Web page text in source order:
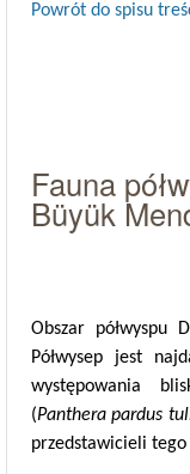
Powrót do spisu
Fauna
Büyük
Obszar półwyspu
Półwysep jest
występowania
(Panthera pardus
przedstawicieli tego